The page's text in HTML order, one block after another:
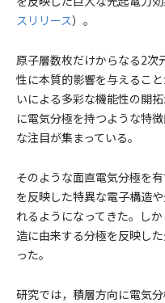
スリリース）。
原子層数枚だけからなる2次
性に本質的影響を与えるこ
いによる多彩な機能性の開
に電気分極を持つような特
な注目が集まっている。
そのような面直電気分極を
を反映した特異な電子構造
れるようになってきた。し
造に由来する分極を反映し
った。
研究では，積層方向に電気